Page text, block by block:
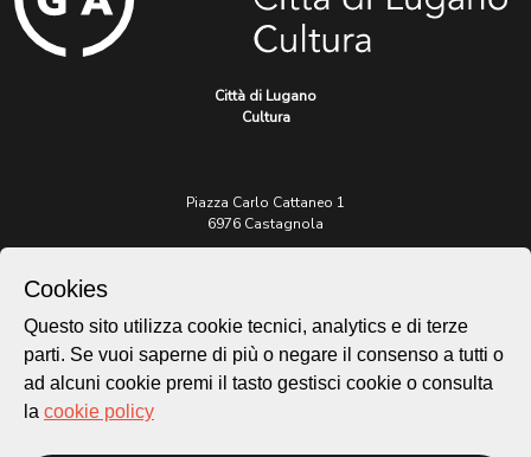
Città di Lugano
Cultura
Piazza Carlo Cattaneo 1
6976 Castagnola
Per informazioni:
patrimonio@lugano.ch
t. +41 58 866 68 50
Cookies
Questo sito utilizza cookie tecnici, analytics e di terze
parti. Se vuoi saperne di più o negare il consenso a tutti o
ad alcuni cookie premi il tasto gestisci cookie o consulta
la cookie policy